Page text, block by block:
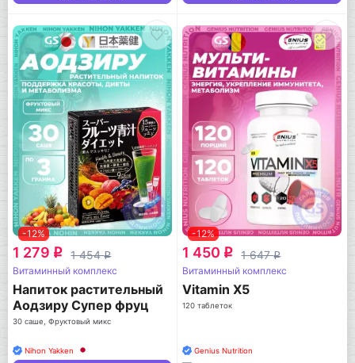
-12%
1 279 q 1 454q
Витаминный комплекс
Напиток растительный
Аодзиру Супер фруц
30 саше, Фруктовый микс
Nihon Yakken
-12%
1 450 q 1 647q
Витаминный комплекс
Vitamin X5
120 таблеток
Genius Nutrition